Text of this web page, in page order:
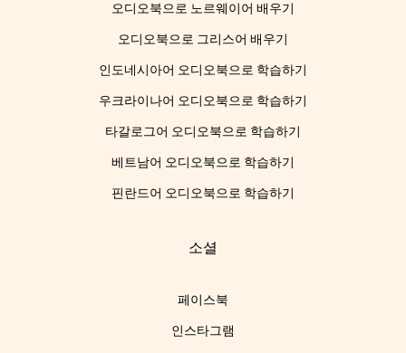
오디오북으로 노르웨이어 배우기
오디오북으로 그리스어 배우기
인도네시아어 오디오북으로 학습하기
우크라이나어 오디오북으로 학습하기
타갈로그어 오디오북으로 학습하기
베트남어 오디오북으로 학습하기
핀란드어 오디오북으로 학습하기
소셜
페이스북
인스타그램